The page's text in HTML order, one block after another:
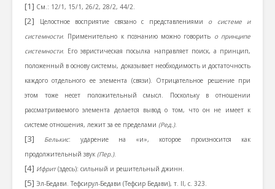
[1] См.: 12/1, 15/1, 26/2, 28/2, 44/2.
[2] Целостное восприятие связано с представлениями о системе и
системности. Применительно к познанию можно говорить о принципе
системности. Его эвристическая посылка направляет поиск, а принцип,
положенный в основу системы, доказывает необходимость и достаточность
каждого отдельного ее элемента (связи). Отрицательное решение при
этом тоже несет положительный смысл. Поскольку в отношении
рассматриваемого элемента делается вывод о том, что он не имеет к
системе отношения, лежит за ее пределами (Ред.).
[3] Белькис: ударение на «и», которое произносится как
продолжительный звук (Пер.).
[4] Ифрит(здесь): сильный и решительный джинн.
[5] Эл-Бедави. Тефсирул-Бедави (Тефсир Бедави), т. II, c. 323.